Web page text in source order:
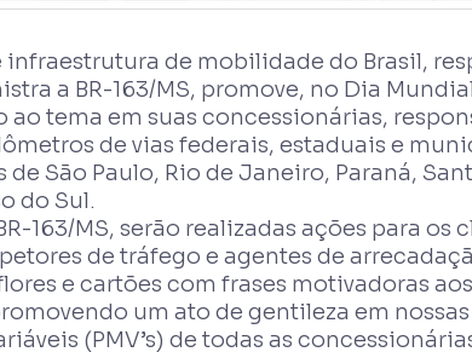
de mobilidade do Brasil,
a BR-163/MS, promove, no Dia
ao tema em suas concessionárias,
de vias federais, estaduais e
São Paulo, Rio de Janeiro, Paraná,
do Sul.
163/MS, serão realizadas ações para os
de tráfego e agentes de
e cartões com frases motivadoras
um ato de gentileza em
(PMV’s) de todas as